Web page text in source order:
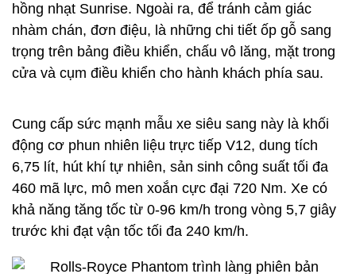
hồng nhạt Sunrise. Ngoài ra, để tránh cảm giác
nhàm chán, đơn điệu, là những chi tiết ốp gỗ sang
trọng trên bảng điều khiển, chấu vô lăng, mặt trong
cửa và cụm điều khiển cho hành khách phía sau.
Cung cấp sức mạnh mẫu xe siêu sang này là khối
động cơ phun nhiên liệu trực tiếp V12, dung tích
6,75 lít, hút khí tự nhiên, sản sinh công suất tối đa
460 mã lực, mô men xoắn cực đại 720 Nm. Xe có
khả năng tăng tốc từ 0-96 km/h trong vòng 5,7 giây
trước khi đạt vận tốc tối đa 240 km/h.